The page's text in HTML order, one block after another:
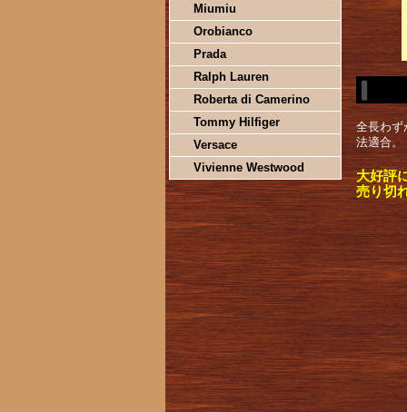
Miumiu
Orobianco
Prada
Ralph Lauren
Roberta di Camerino
Tommy Hilfiger
Versace
Vivienne Westwood
全長わず
法適合。
大好評
売り切